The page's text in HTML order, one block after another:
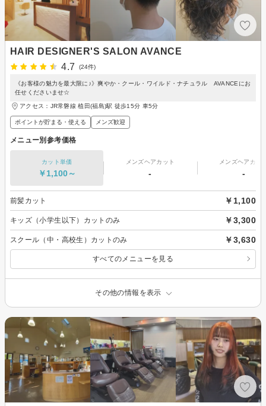
HAIR DESIGNER'S SALON AVANCE
4.7
(24件)
《お客様の魅力を最大限に♪》爽やか・クール・ワイルド・ナチュラル AVANCEにお
任せくださいませ☆
アクセス：JR常磐線 植田(福島)駅 徒歩15分 車5分
ポイントが貯まる・使える メンズ歓迎
メニュー別参考価格
カット単価
￥1,100～
メンズヘアカット
-
メンズヘアカラ
-
前髪カット ￥1,100
キッズ（小学生以下）カットのみ ￥3,300
スクール（中・高校生）カットのみ ￥3,630
すべてのメニューを見る
その他の情報を表示